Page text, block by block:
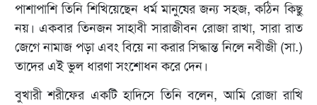
পাশাপাশি তিনি শিখিয়েছেন ধর্ম মানুষের জন্য সহজ, কঠিন কিছু
নয়। একবার তিনজন সাহাবী সারাজীবন রোজা রাখা, সারা রাত
জেগে নামাজ পড়া এবং বিয়ে না করার সিদ্ধান্ত নিলে নবীজী (সা.)
তাদের এই ভুল ধারণা সংশোধন করে দেন।
বুখারী শরীফের একটি হাদিসে তিনি বলেন, আমি রোজা রাখি